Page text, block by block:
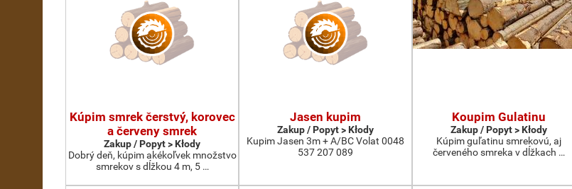
Kúpim smrek čerstvý, korovec
a červeny smrek
Zakup / Popyt > Kłody
Dobrý deň, kúpim akékoľvek množstvo
smrekov s dĺžkou 4 m, 5 …
Jasen kupim
Zakup / Popyt > Kłody
Kupim Jasen 3m + A/BC Volat 0048
537 207 089
Koupim Gulatinu
Zakup / Popyt > Kłody
Kúpim guľatinu smrekovú, aj
červeného smreka v dĺžkach …